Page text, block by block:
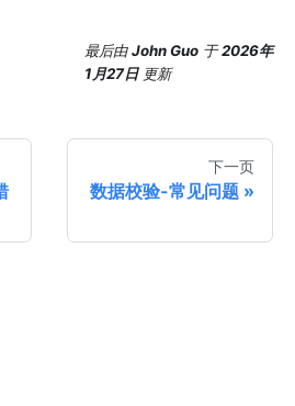
最后由John Guo 于2026年
1月27日 更新
下一页
数据校验-常见问题